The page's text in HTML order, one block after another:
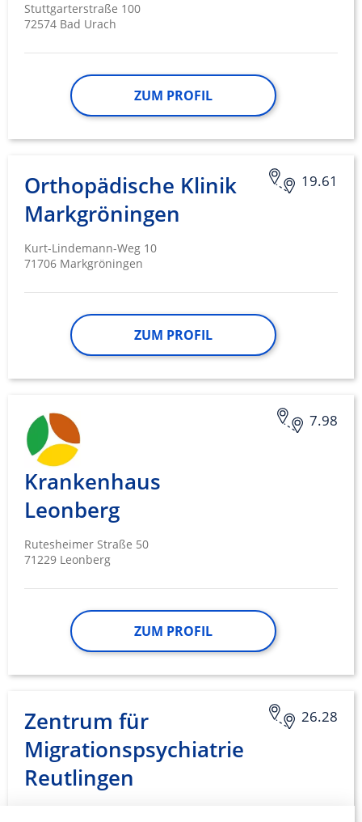
Stuttgarterstraße 100
72574 Bad Urach
ZUM PROFIL
19.61
Orthopädische Klinik
Markgröningen
Kurt-Lindemann-Weg 10
71706 Markgröningen
ZUM PROFIL
7.98
Krankenhaus
Leonberg
Rutesheimer Straße 50
71229 Leonberg
ZUM PROFIL
26.28
Zentrum für
Migrationspsychiatrie
Reutlingen